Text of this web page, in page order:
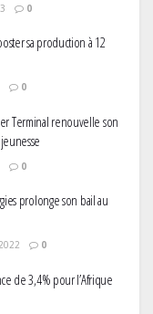
0
sa production à 12
0
Terminal renouvelle son
0
prolonge son bail au
0
de 3,4% pour l’Afrique